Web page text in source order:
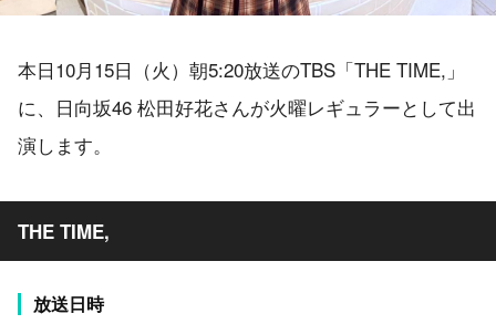
本日10月15日（火）朝5:20放送のTBS「THE TIME,」
に、日向坂46 松田好花さんが火曜レギュラーとして出
演します。
THE TIME,
放送日時